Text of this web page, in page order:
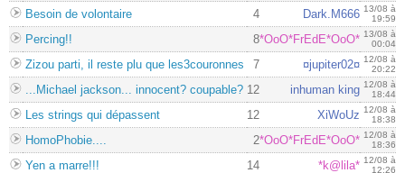
Besoin de volontaire 4 Dark.M666 13/08 à
19:59
Percing!! 8*OoO*FrEdE*OoO* 13/08 à
00:04
Zizou parti, il reste plu que les3couronnes 7 ¤jupiter02¤ 12/08 à
20:22
...Michael jackson... innocent? coupable? 12 inhuman king 12/08 à
18:44
Les strings qui dépassent 12 XiWoUz 12/08 à
18:38
HomoPhobie.... 2*OoO*FrEdE*OoO* 12/08 à
18:36
Yen a marre!!! 14 *k@lila* 12/08 à
12:26